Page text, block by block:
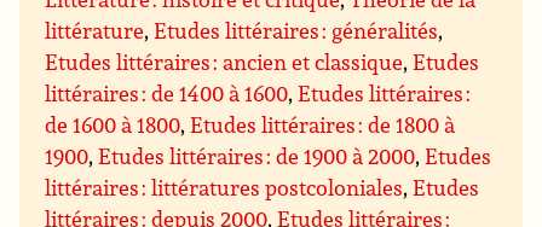
littérature,Etudes littéraires : généralités,
Etudes littéraires : ancien et classique,Etudes
littéraires : de 1400 à 1600,Etudes littéraires :
de 1600 à 1800,Etudes littéraires : de 1800 à
1900,Etudes littéraires : de 1900 à 2000,Etudes
littéraires : littératures postcoloniales,Etudes
littéraires : depuis 2000,Etudes littéraires :